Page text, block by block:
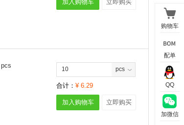
加入购物车 立即购买
pcs
pcs
合计： ¥ 6.29
加入购物车 立即购买
购物车
配单
QQ
加微信